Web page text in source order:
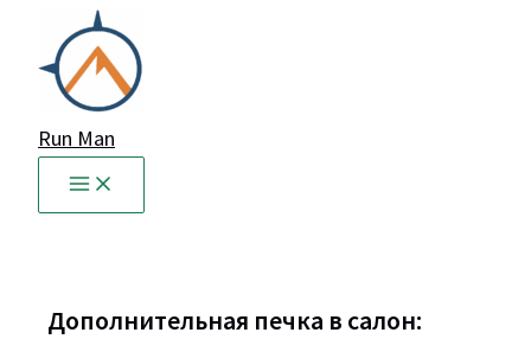
содержимому
Run Man
Дополнительная печка в салон: